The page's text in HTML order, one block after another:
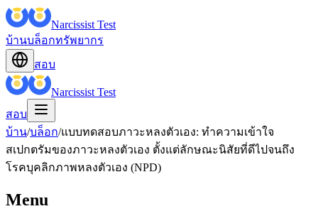
Narcissist Test
บ้านบล็อกทรัพยากร
สอบ
Narcissist Test
สอบ
บ้าน/บล็อก/แบบทดสอบภาวะหลงตัวเอง: ทำความเข้าใจ
สเปกตรัมของภาวะหลงตัวเอง ตั้งแต่ลักษณะนิสัยที่ดีไปจนถึง
โรคบุคลิกภาพหลงตัวเอง (NPD)
Menu